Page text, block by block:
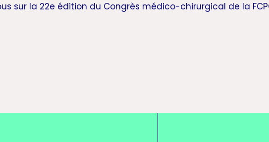
sur la 22e édition du Congrès médico-chirurgical de la